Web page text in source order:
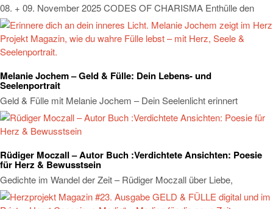
08. + 09. November 2025 CODES OF CHARISMA Enthülle den
Melanie Jochem – Geld & Fülle: Dein Lebens- und
Seelenportrait
Geld & Fülle mit Melanie Jochem – Dein Seelenlicht erinnert
Rüdiger Moczall – Autor Buch :Verdichtete Ansichten: Poesie
für Herz & Bewusstsein
Gedichte im Wandel der Zeit – Rüdiger Moczall über Liebe,